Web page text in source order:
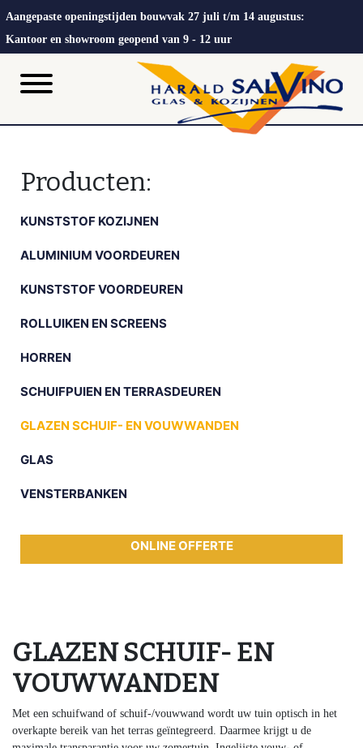
Aangepaste openingstijden bouwvak 27 juli t/m 14 augustus:
Kantoor en showroom geopend van 9 - 12 uur
Producten:
KUNSTSTOF KOZIJNEN
ALUMINIUM VOORDEUREN
KUNSTSTOF VOORDEUREN
ROLLUIKEN EN SCREENS
HORREN
SCHUIFPUIEN EN TERRASDEUREN
GLAZEN SCHUIF- EN VOUWWANDEN
GLAS
VENSTERBANKEN
ONLINE OFFERTE
GLAZEN SCHUIF- EN
VOUWWANDEN
Met een schuifwand of schuif-/vouwwand wordt uw tuin optisch in het
overkapte bereik van het terras geïntegreerd. Daarmee krijgt u de